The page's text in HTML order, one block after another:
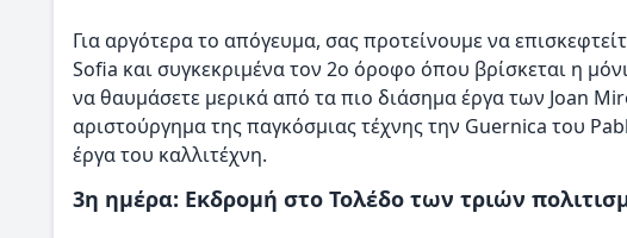
Για αργότερα το απόγευμα, σας προτείνουμε να
Sofia και συγκεκριμένα τον 2ο όροφο όπου βρίσκεται η
να θαυμάσετε μερικά από τα πιο διάσημα έργα των Joan
αριστούργημα της παγκόσμιας τέχνης την Guernica του
έργα του καλλιτέχνη.
3η ημέρα: Εκδρομή στο Τολέδο των τριών